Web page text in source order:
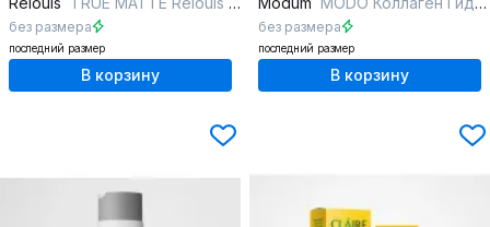
без размера
последний размер
В корзину
без размера
последний размер
В корзину